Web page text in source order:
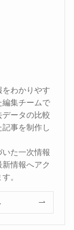
わかりやす
編集チームで
ータの比較
事を制作し
た一次情報
情報へアク
。